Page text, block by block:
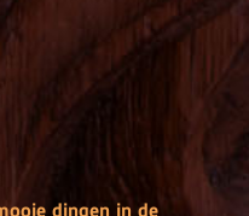
dingen in de